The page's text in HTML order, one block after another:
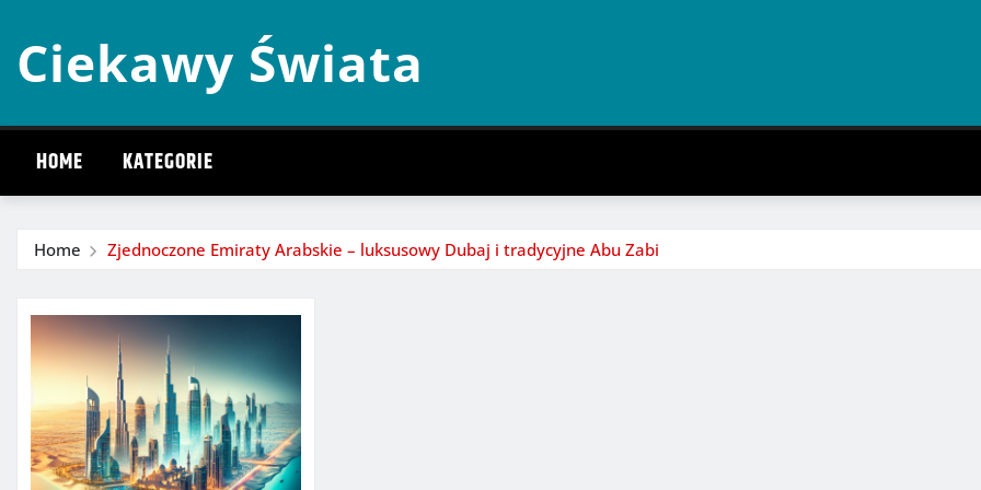
content
Ciekawy Świata
HOME KATEGORIE
Home Zjednoczone Emiraty Arabskie – luksusowy Dubaj i tradycyjne Abu Zabi